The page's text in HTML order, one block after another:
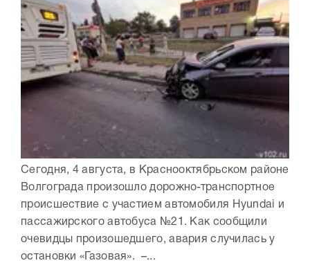
Сегодня, 4 августа, в Краснооктябрьском районе
Волгограда произошло дорожно-транспортное
происшествие с участием автомобиля Hyundai и
пассажирского автобуса №21. Как сообщили
очевидцы произошедшего, авария случилась у
остановки «Газовая». –...